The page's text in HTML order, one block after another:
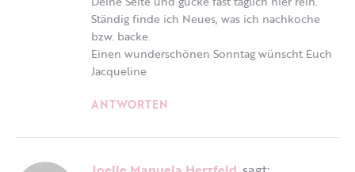
Ständig finde ich Neues, was ich nachkoche
bzw. backe.
Einen wunderschönen Sonntag wünscht Euch
Jacqueline
ANTWORTEN